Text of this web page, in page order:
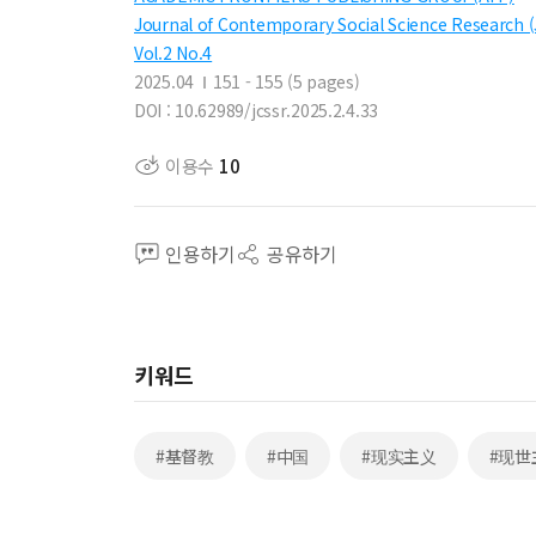
Journal of Contemporary Social Science Research
Vol.2 No.4
2025.04
151 - 155 (5 pages)
DOI : 10.62989/jcssr.2025.2.4.33
이용수 10
인용하기 공유하기
키워드
#基督教 #中国 #现实主义 #现世